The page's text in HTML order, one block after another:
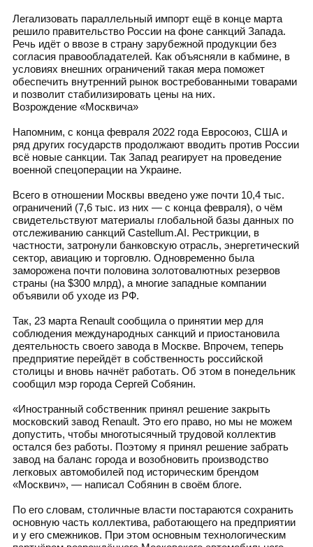
Легализовать параллельный импорт ещё в конце марта
решило правительство России на фоне санкций Запада.
Речь идёт о ввозе в страну зарубежной продукции без
согласия правообладателей. Как объясняли в кабмине, в
условиях внешних ограничений такая мера поможет
обеспечить внутренний рынок востребованными товарами
и позволит стабилизировать цены на них.
Возрождение «Москвича»
Напомним, с конца февраля 2022 года Евросоюз, США и
ряд других государств продолжают вводить против России
всё новые санкции. Так Запад реагирует на проведение
военной спецоперации на Украине.
Всего в отношении Москвы введено уже почти 10,4 тыс.
ограничений (7,6 тыс. из них — с конца февраля), о чём
свидетельствуют материалы глобальной базы данных по
отслеживанию санкций Castellum.AI. Рестрикции, в
частности, затронули банковскую отрасль, энергетический
сектор, авиацию и торговлю. Одновременно была
заморожена почти половина золотовалютных резервов
страны (на $300 млрд), а многие западные компании
объявили об уходе из РФ.
Так, 23 марта Renault сообщила о принятии мер для
соблюдения международных санкций и приостановила
деятельность своего завода в Москве. Впрочем, теперь
предприятие перейдёт в собственность российской
столицы и вновь начнёт работать. Об этом в понедельник
сообщил мэр города Сергей Собянин.
«Иностранный собственник принял решение закрыть
московский завод Renault. Это его право, но мы не можем
допустить, чтобы многотысячный трудовой коллектив
остался без работы. Поэтому я принял решение забрать
завод на баланс города и возобновить производство
легковых автомобилей под историческим брендом
«Москвич», — написал Собянин в своём блоге.
По его словам, столичные власти постараются сохранить
основную часть коллектива, работающего на предприятии
и у его смежников. При этом основным технологическим